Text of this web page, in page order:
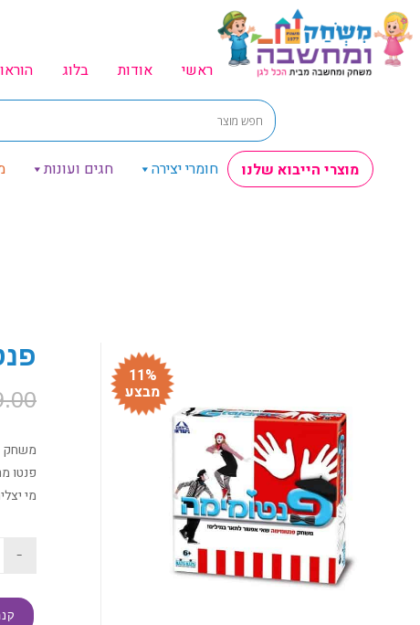
ראשי אודות בלוג
מוצרי הייבוא שלנו חומרי יצירה חגים ועונות
11%
מבצע
משחק
פנטו
מי
-